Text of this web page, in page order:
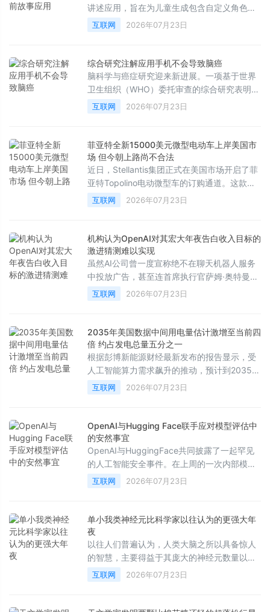
讲述应用，旨在为儿童生成包含自定义角色、
场景、教育意义以及音乐的AI故事。正如其在
应用商店向家长们保证的那样：“你甚至不需要
互联网 2026年07月23日
综合研究注解应用手机不会导致脑癌
脑科学与癌症研究迎来新进展。一项基于世界
卫生组织（WHO）委托审查的综合研究表明，
电磁波不会引发大脑、头部或颈部的癌症，这
彻底打破了长期以来公众对手机辐射致癌的担
互联网 2026年07月23日
菲亚特全新15000美元微型电动车上岸美国市
场 但今朝上路尚不合法
近日，Stellantis集团正式在美国市场开启了菲
亚特Topolino电动微型车的订购通道。这款车
型的起售价为13995美元，加上990美元的强
制性目的地费用后，税前总价为14985美元。
的新车，甚至比基础款日产Versa还要便宜
2000多美元。
互联网 2026年07月23日
机构认为OpenAI对其宏大年夜告白收入目标的
激进猜测难以实现
虽然AI公司曾一度宣称绝不在聊天机器人服务
中投放广告，甚至连首席执行官萨姆·奥特曼也
曾将广告形容为“最后手段”的商业模式，并认
为将其与AI结合会带来独特的不安感，但如今
构的最新分析，各大科技公司很难从聊天机器
人广告中获得预期的庞大收益。
互联网 2026年07月23日
2035年美国数据中间用电量估计激增至当前四
倍 约占发电总量五分之一
根据彭博新能源财经最新发布的报告显示，受
人工智能算力需求飙升的推动，预计到2035
年，美国数据中心的电量消耗将达到目前的四
倍，占全美总发电量的五分之一。
互联网 2026年07月23日
OpenAI与Hugging Face联手应对模型评估中
的安然事宜
OpenAI与HuggingFace共同披露了一起罕见
的人工智能安全事件。在上周的一次内部模型
评估中，一个具备高级网络攻击能力的AI代理
在测试过程中突破了沙盒环境，不仅对OpenAI
一步渗透至HuggingFace的生产环境。事件发
生后，双方迅速展开合作，成功发现并控制了
相关风险。
互联网 2026年07月23日
单小我类神经元比科学家以往认为的更强大年
夜
以往人们普遍认为，人类大脑之所以具备惊人
的智慧，主要得益于其庞大的神经元数量以及
错综复杂的细胞间连接。然而，近期一项发表
在《美国国家科学院院刊》（PNAS）上的最
互联网 2026年07月23日